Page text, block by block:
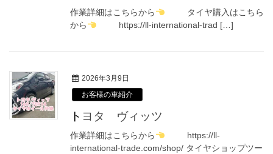
作業詳細はこちらから
タイヤ購入はこちら
から
https://ll-international-trad […]
2026年3月9日
お客様の車紹介
トヨタ ヴィッツ
作業詳細はこちらから
https://ll-
international-trade.com/shop/ タイヤショップツー